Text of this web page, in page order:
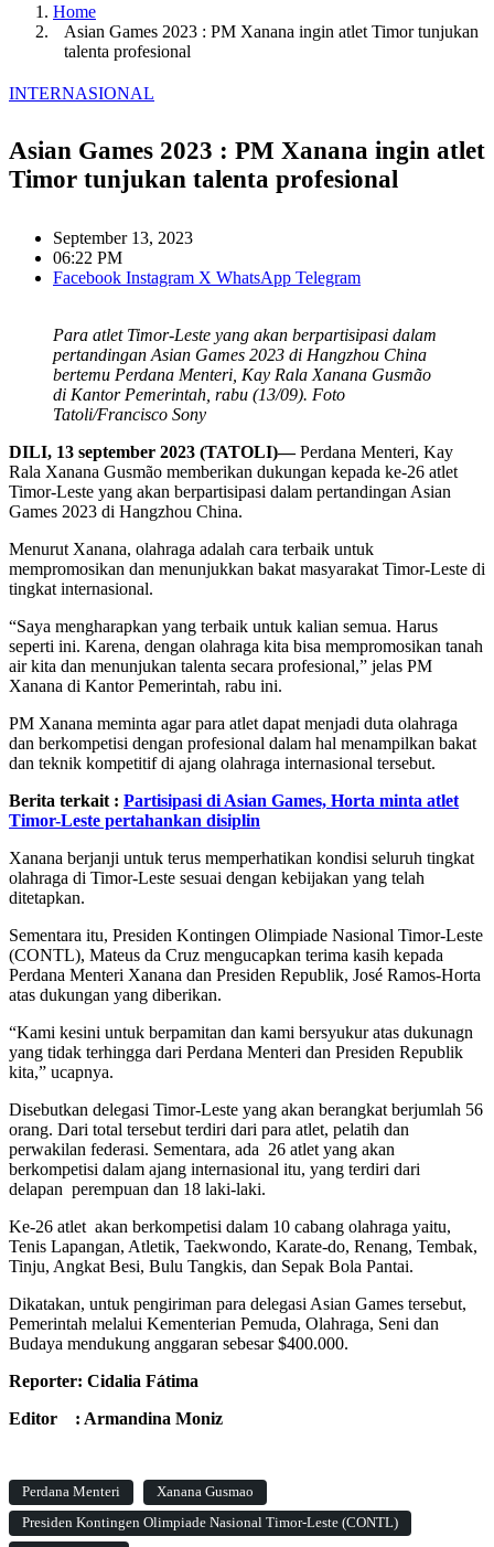
Home
Asian Games 2023 : PM Xanana ingin atlet Timor tunjukan
talenta profesional
INTERNASIONAL
Asian Games 2023 : PM Xanana ingin atlet
Timor tunjukan talenta profesional
September 13, 2023
06:22 PM
Facebook Instagram X WhatsApp Telegram
Para atlet Timor-Leste yang akan berpartisipasi dalam
pertandingan Asian Games 2023 di Hangzhou China
bertemu Perdana Menteri, Kay Rala Xanana Gusmão
di Kantor Pemerintah, rabu (13/09). Foto
Tatoli/Francisco Sony
DILI, 13 september 2023 (TATOLI)—Perdana Menteri, Kay
Rala Xanana Gusmão memberikan dukungan kepada ke-26 atlet
Timor-Leste yang akan berpartisipasi dalam pertandingan Asian
Games 2023 di Hangzhou China.
Menurut Xanana, olahraga adalah cara terbaik untuk
mempromosikan dan menunjukkan bakat masyarakat Timor-Leste di
tingkat internasional.
“Saya mengharapkan yang terbaik untuk kalian semua. Harus
seperti ini. Karena, dengan olahraga kita bisa mempromosikan tanah
air kita dan menunjukan talenta secara profesional,” jelas PM
Xanana di Kantor Pemerintah, rabu ini.
PM Xanana meminta agar para atlet dapat menjadi duta olahraga
dan berkompetisi dengan profesional dalam hal menampilkan bakat
dan teknik kompetitif di ajang olahraga internasional tersebut.
Berita terkait : Partisipasi di Asian Games, Horta minta atlet
Timor-Leste pertahankan disiplin
Xanana berjanji untuk terus memperhatikan kondisi seluruh tingkat
olahraga di Timor-Leste sesuai dengan kebijakan yang telah
ditetapkan.
Sementara itu, Presiden Kontingen Olimpiade Nasional Timor-Leste
(CONTL), Mateus da Cruz mengucapkan terima kasih kepada
Perdana Menteri Xanana dan Presiden Republik, José Ramos-Horta
atas dukungan yang diberikan.
“Kami kesini untuk berpamitan dan kami bersyukur atas dukunagn
yang tidak terhingga dari Perdana Menteri dan Presiden Republik
kita,” ucapnya.
Disebutkan delegasi Timor-Leste yang akan berangkat berjumlah 56
orang. Dari total tersebut terdiri dari para atlet, pelatih dan
perwakilan federasi. Sementara, ada 26 atlet yang akan
berkompetisi dalam ajang internasional itu, yang terdiri dari
delapan perempuan dan 18 laki-laki.
Ke-26 atlet akan berkompetisi dalam 10 cabang olahraga yaitu,
Tenis Lapangan, Atletik, Taekwondo, Karate-do, Renang, Tembak,
Tinju, Angkat Besi, Bulu Tangkis, dan Sepak Bola Pantai.
Dikatakan, untuk pengiriman para delegasi Asian Games tersebut,
Pemerintah melalui Kementerian Pemuda, Olahraga, Seni dan
Budaya mendukung anggaran sebesar $400.000.
Reporter: Cidalia Fátima
Editor : Armandina Moniz
Perdana Menteri
Xanana Gusmao
Presiden Kontingen Olimpiade Nasional Timor-Leste (CONTL)